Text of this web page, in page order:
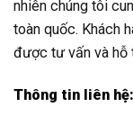
nhiên chúng tôi
toàn quốc. Khách
được tư vấn và hỗ
Thông tin liên hệ: